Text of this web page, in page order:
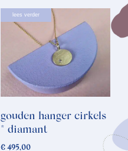
lees verder
gouden hanger cirkels
* diamant
€495,00